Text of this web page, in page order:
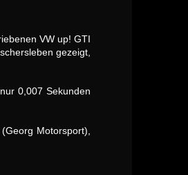
VW up! GTI
gezeigt,
0,007 Sekunden
Motorsport),